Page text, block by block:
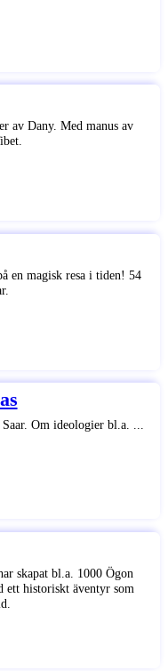
av Dany. Med manus av
en magisk resa i tiden! 54
Om ideologier bl.a. ...
skapat bl.a. 1000 Ögon
ett historiskt äventyr som